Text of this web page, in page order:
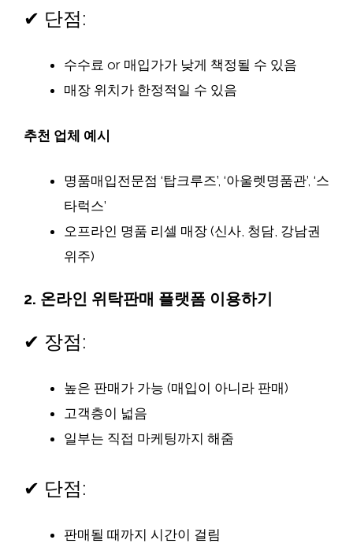
✔ 단점:
수수료 or 매입가가 낮게 책정될 수 있음
매장 위치가 한정적일 수 있음
추천 업체 예시
명품매입전문점 ‘탑크루즈’, ‘아울렛명품관’, ‘스
타럭스’
오프라인 명품 리셀 매장 (신사, 청담, 강남권
위주)
2. 온라인 위탁판매 플랫폼 이용하기
✔ 장점:
높은 판매가 가능 (매입이 아니라 판매)
고객층이 넓음
일부는 직접 마케팅까지 해줌
✔ 단점:
판매될 때까지 시간이 걸림